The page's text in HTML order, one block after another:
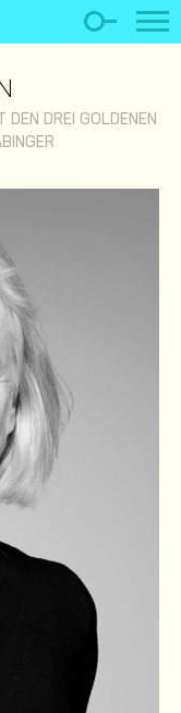
DEN DREI GOLDENEN